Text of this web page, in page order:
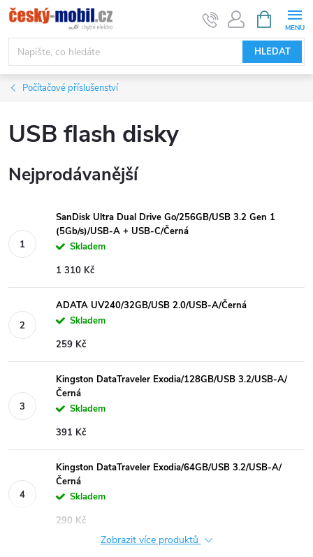
Přejít
na
obsah
HLEDAT
NÁKUPNÍ
KOŠÍK
Počítačové příslušenství
USB flash disky
Nejprodávanější
SanDisk Ultra Dual Drive Go/256GB/USB 3.2 Gen 1
(5Gb/s)/USB-A + USB-C/Černá
Skladem
1 310 Kč
ADATA UV240/32GB/USB 2.0/USB-A/Černá
Skladem
259 Kč
Kingston DataTraveler Exodia/128GB/USB 3.2/USB-A/
Černá
Skladem
391 Kč
Kingston DataTraveler Exodia/64GB/USB 3.2/USB-A/
Černá
Skladem
290 Kč
Zobrazit více produktů